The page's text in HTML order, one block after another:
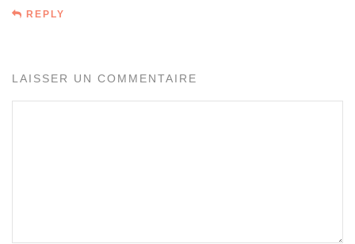
REPLY
LAISSER UN COMMENTAIRE